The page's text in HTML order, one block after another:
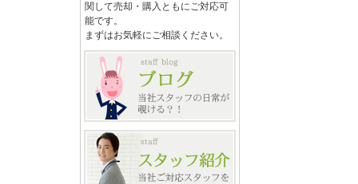
関して売却・購入ともにご対応可
能です。
まずはお気軽にご相談ください。